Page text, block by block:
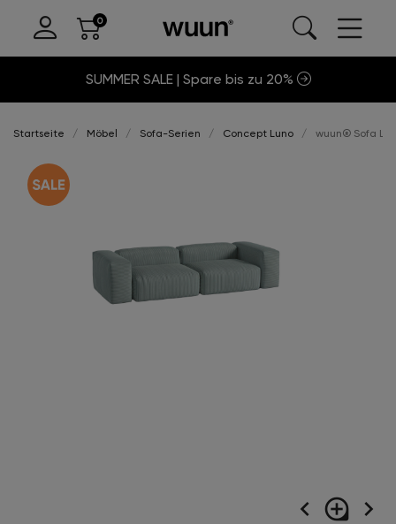
SUMMER SALE | Spare bis zu 20%
Startseite Möbel Sofa-Serien Concept Luno wuun® Sofa
navigate_before loupe navigate_next